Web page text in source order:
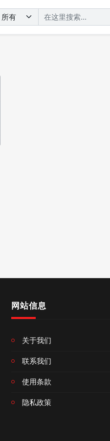
网站信息
关于我们
联系我们
使用条款
隐私政策